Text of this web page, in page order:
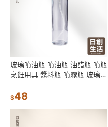
玻璃噴油瓶 噴油瓶 油醋瓶 噴瓶
烹飪用具 醬料瓶 噴霧瓶 玻璃噴
$48